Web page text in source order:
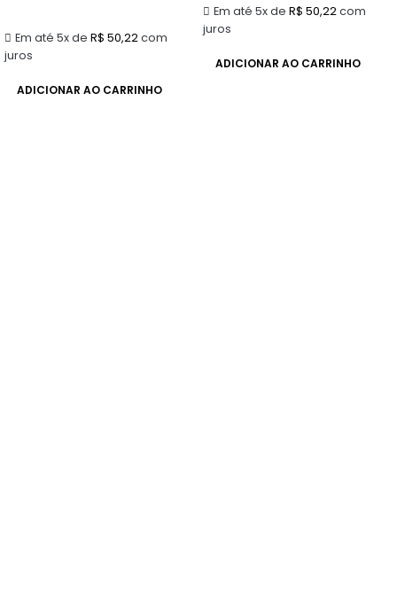
Em até 5x de R$ 50,22com
juros
ADICIONAR AO CARRINHO
Em até 5x de R$ 50,22com
juros
ADICIONAR AO CARRINHO